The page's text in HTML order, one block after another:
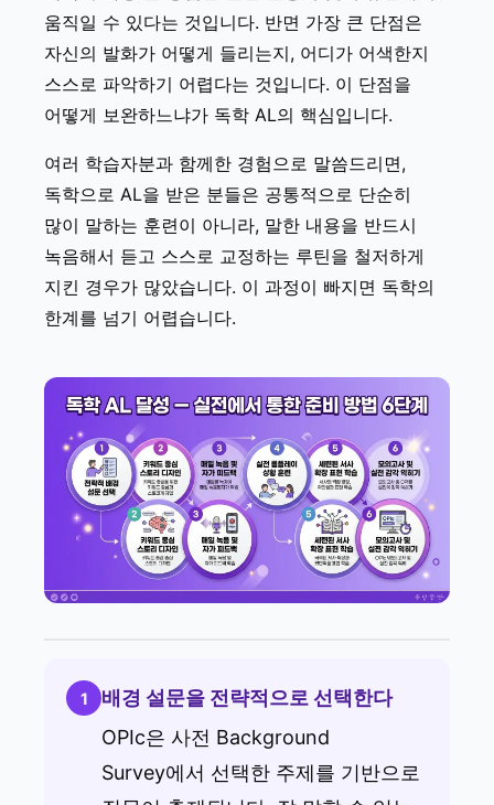
움직일 수 있다는 것입니다. 반면 가장 큰 단점은
자신의 발화가 어떻게 들리는지, 어디가 어색한지
스스로 파악하기 어렵다는 것입니다. 이 단점을
어떻게 보완하느냐가 독학 AL의 핵심입니다.
여러 학습자분과 함께한 경험으로 말씀드리면,
독학으로 AL을 받은 분들은 공통적으로 단순히
많이 말하는 훈련이 아니라, 말한 내용을 반드시
녹음해서 듣고 스스로 교정하는 루틴을 철저하게
지킨 경우가 많았습니다. 이 과정이 빠지면 독학의
한계를 넘기 어렵습니다.
1
배경 설문을 전략적으로 선택한다
OPIc은 사전 Background
Survey에서 선택한 주제를 기반으로